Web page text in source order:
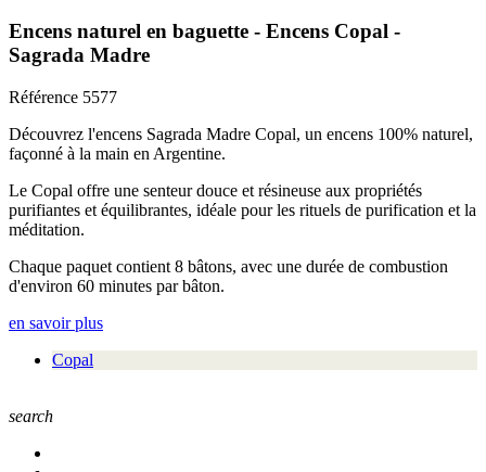
Encens naturel en baguette - Encens Copal -
Sagrada Madre
Référence 5577
Découvrez l'encens Sagrada Madre Copal, un encens 100% naturel,
façonné à la main en Argentine.
Le Copal offre une senteur douce et résineuse aux propriétés
purifiantes et équilibrantes, idéale pour les rituels de purification et la
méditation.
Chaque paquet contient 8 bâtons, avec une durée de combustion
d'environ 60 minutes par bâton.
en savoir plus
Copal
search